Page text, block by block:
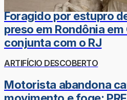
Foragido por estupro
preso em Rondônia
conjunta com o RJ
ARTIFÍCIO DESCOBERTO
Motorista abandona